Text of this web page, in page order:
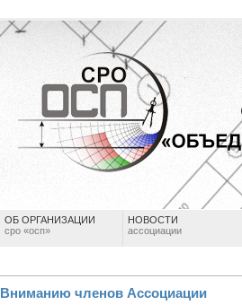
ОБ ОРГАНИЗАЦИИ
сро «осп»
НОВОСТИ
ассоциации
Вниманию членов Ассоциации